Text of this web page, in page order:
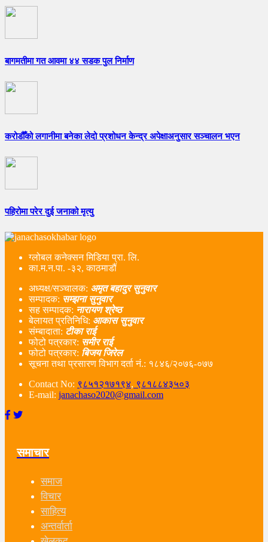
बागमतीमा गत आवमा ४४ सडक पुल निर्माण
करोडौँको लगानीमा बनेका लेदो प्रशोधन केन्द्र अपेक्षाअनुसार सञ्चालन भएन
पहिरोमा परेर दुई जनाको मृत्यु
ग्लोबल कनेक्सन मिडिया प्रा. लि.
का.म.न.पा. -३२, काठमाडौं
अध्यक्ष/सञ्चालक: अमृत बहादुर सुनुवार
सम्पादक: सम्झना सुनुवार
सह सम्पादक: नारायण श्रेष्ठ
बेलायत प्रतिनिधि: आकास सुनुवार
संम्बादाता: टीका राई
फोटो पत्रकार: समीर राई
फोटो पत्रकार: बिजय जिरेल
सूचना तथा प्रसारण विभाग दर्ता नं‌.: १८४६/२०७६-०७७
Contact No: ९८५१२१७१९४, ९८१८८४३५०३
E-mail: janachaso2020@gmail.com
समाचार
समाज
विचार
साहित्य
अन्तर्वार्ता